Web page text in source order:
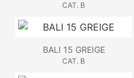
CAT. B
BALI 15 GREIGE
CAT. B